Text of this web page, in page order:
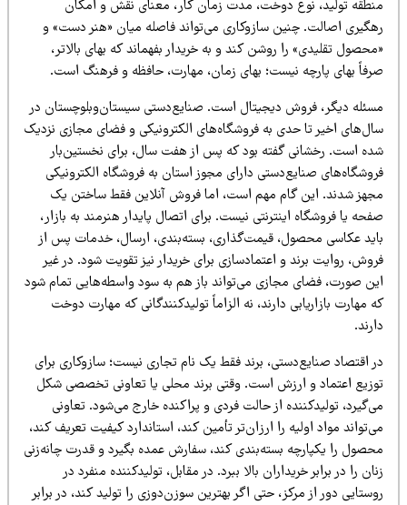
تولید، نوع دوخت، مدت زمان کار، معنای نقش و امکان
اصالت. چنین سازوکاری می‌تواند فاصله میان «هنر دست» و
تقلیدی» را روشن کند و به خریدار بفهماند که بهای بالاتر،
بهای پارچه نیست؛ بهای زمان، مهارت، حافظه و فرهنگ است.
دیگر، فروش دیجیتال است. صنایع‌دستی سیستان‌وبلوچستان در
اخیر تا حدی به فروشگاه‌های الکترونیکی و فضای مجازی نزدیک
است. رخشانی گفته بود که پس از هفت سال، برای نخستین‌بار
صنایع‌دستی دارای مجوز استان به فروشگاه الکترونیکی
شدند. این گام مهم است، اما فروش آنلاین فقط ساختن یک
یا فروشگاه اینترنتی نیست. برای اتصال پایدار هنرمند به بازار،
عکاسی محصول، قیمت‌گذاری، بسته‌بندی، ارسال، خدمات پس از
روایت برند و اعتمادسازی برای خریدار نیز تقویت شود. در غیر
صورت، فضای مجازی می‌تواند باز هم به سود واسطه‌هایی تمام شود
مهارت بازاریابی دارند، نه الزاماً تولیدکنندگانی که مهارت دوخت
اقتصاد صنایع‌دستی، برند فقط یک نام تجاری نیست؛ سازوکاری برای
اعتماد و ارزش است. وقتی برند محلی یا تعاونی تخصصی شکل
تولیدکننده از حالت فردی و پراکنده خارج می‌شود. تعاونی
مواد اولیه را ارزان‌تر تأمین کند، استاندارد کیفیت تعریف کند،
را یکپارچه بسته‌بندی کند، سفارش عمده بگیرد و قدرت چانه‌زنی
را در برابر خریداران بالا ببرد. در مقابل، تولیدکننده منفرد در
دور از مرکز، حتی اگر بهترین سوزن‌دوزی را تولید کند، در برابر